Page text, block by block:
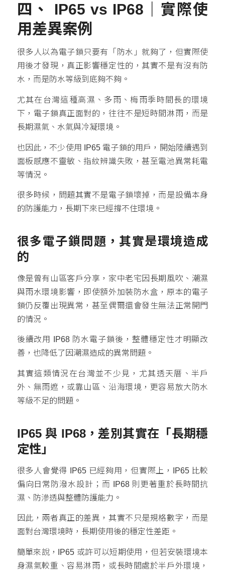
四、 IP65 vs IP68｜實際使
用差異案例
很多人以為電子鎖只要有「防水」就夠了，但實際使
用後才發現，真正影響穩定性的，其實不是有沒有防
水，而是防水等級到底夠不夠。
尤其在台灣這種高濕、多雨、梅雨季時間長的環境
下，電子鎖真正面對的，往往不是短時間淋雨，而是
長期濕氣、水氣與冷凝環境。
也因此，不少使用 IP65 電子鎖的用戶，開始陸續遇到
面板感應不靈敏、指紋辨識失敗，甚至電池異常耗電
等情況。
很多時候，問題其實不是電子鎖壞掉，而是設備本身
的防護能力，長期下來已經撐不住環境。
很多電子鎖問題，其實是環境造成
的
像是曾有山區客戶分享，家中老宅因長期風吹、潮濕
與雨水環境影響，即使額外加裝防水盒，原本的電子
鎖仍反覆出現異常，甚至偶爾還會發生無法正常開門
的情況。
後續改用 IP68 防水電子鎖後，整體穩定性才明顯改
善，也降低了因潮濕造成的異常問題。
其實這類情況在台灣並不少見，尤其透天厝、半戶
外、無雨遮，或靠山區、沿海環境，更容易放大防水
等級不足的問題。
IP65 與 IP68，差別其實在「長期穩
定性」
很多人會覺得 IP65 已經夠用，但實際上，IP65 比較
偏向日常防潑水設計；而 IP68 則更著重於長時間抗
濕、防滲透與整體防護能力。
因此，兩者真正的差異，其實不只是規格數字，而是
面對台灣環境時，長期使用後的穩定性差距。
簡單來說，IP65 或許可以短期使用，但若安裝環境本
身濕氣較重、容易淋雨，或長時間處於半戶外環境，